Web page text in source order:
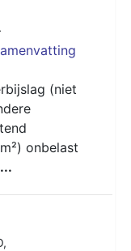
(niet
onbelast
...
,